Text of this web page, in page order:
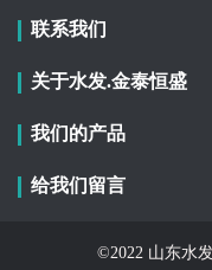
联系我们
关于水发.金泰恒盛
我们的产品
给我们留言
©2022 山东水